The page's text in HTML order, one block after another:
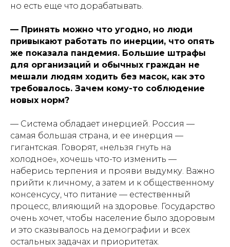
но есть еще что дорабатывать.
— Принять можно что угодно, но люди
привыкают работать по инерции, что опять
же показала пандемия. Большие штрафы
для организаций и обычных граждан не
мешали людям ходить без масок, как это
требовалось. Зачем кому-то соблюдение
новых норм?
— Система обладает инерцией. Россия —
самая большая страна, и ее инерция —
гигантская. Говорят, «нельзя гнуть на
холодное», хочешь что-то изменить —
наберись терпения и прояви выдумку. Важно
прийти к личному, а затем и к общественному
консенсусу, что питание — естественный
процесс, влияющий на здоровье. Государство
очень хочет, чтобы население было здоровым
и это сказывалось на демографии и всех
остальных задачах и приоритетах.